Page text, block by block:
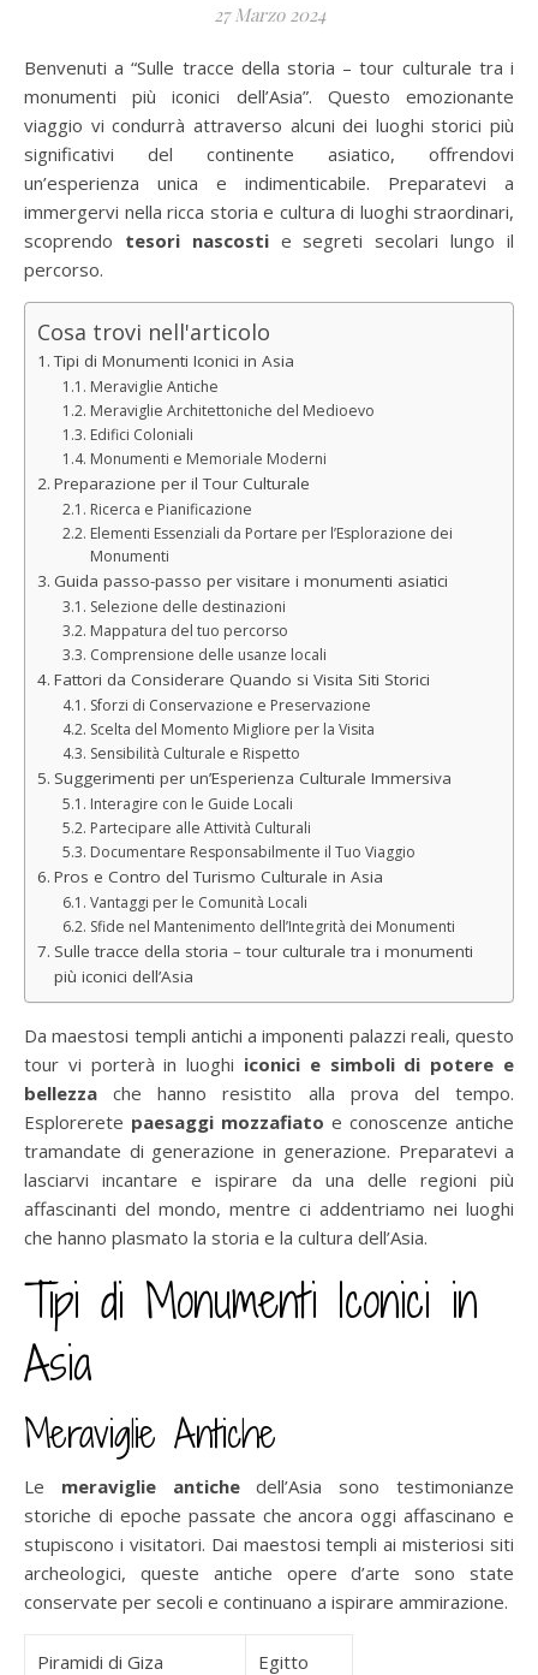
27 Marzo 2024
Benvenuti a “Sulle tracce della storia – tour culturale tra i
monumenti più iconici dell’Asia”. Questo emozionante
viaggio vi condurrà attraverso alcuni dei luoghi storici più
significativi del continente asiatico, offrendovi
un’esperienza unica e indimenticabile. Preparatevi a
immergervi nella ricca storia e cultura di luoghi straordinari,
scoprendo tesori nascostie segreti secolari lungo il
percorso.
Cosa trovi nell'articolo
Tipi di Monumenti Iconici in Asia
Meraviglie Antiche
Meraviglie Architettoniche del Medioevo
Edifici Coloniali
Monumenti e Memoriale Moderni
Preparazione per il Tour Culturale
Ricerca e Pianificazione
Elementi Essenziali da Portare per l’Esplorazione dei
Monumenti
Guida passo-passo per visitare i monumenti asiatici
Selezione delle destinazioni
Mappatura del tuo percorso
Comprensione delle usanze locali
Fattori da Considerare Quando si Visita Siti Storici
Sforzi di Conservazione e Preservazione
Scelta del Momento Migliore per la Visita
Sensibilità Culturale e Rispetto
Suggerimenti per un’Esperienza Culturale Immersiva
Interagire con le Guide Locali
Partecipare alle Attività Culturali
Documentare Responsabilmente il Tuo Viaggio
Pros e Contro del Turismo Culturale in Asia
Vantaggi per le Comunità Locali
Sfide nel Mantenimento dell’Integrità dei Monumenti
Sulle tracce della storia – tour culturale tra i monumenti
più iconici dell’Asia
Da maestosi templi antichi a imponenti palazzi reali, questo
tour vi porterà in luoghi iconici e simboli di potere e
bellezza che hanno resistito alla prova del tempo.
Esplorerete paesaggi mozzafiato e conoscenze antiche
tramandate di generazione in generazione. Preparatevi a
lasciarvi incantare e ispirare da una delle regioni più
affascinanti del mondo, mentre ci addentriamo nei luoghi
che hanno plasmato la storia e la cultura dell’Asia.
Tipi di Monumenti Iconici in
Asia
Meraviglie Antiche
Le meraviglie antichedell’Asia sono testimonianze
storiche di epoche passate che ancora oggi affascinano e
stupiscono i visitatori. Dai maestosi templi ai misteriosi siti
archeologici, queste antiche opere d’arte sono state
conservate per secoli e continuano a ispirare ammirazione.
Piramidi di Giza Egitto